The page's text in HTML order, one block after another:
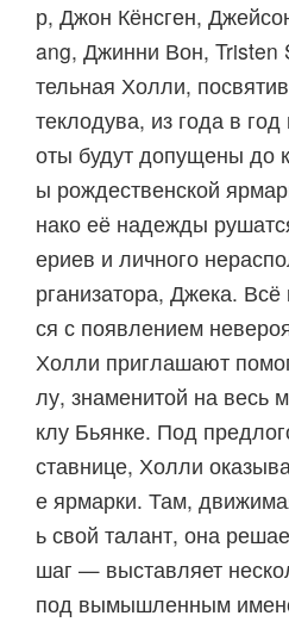
р, Джон Кёнсген,
ang, Джинни Вон, Tristen
тельная Холли,
теклодува, из года в
оты будут допущены до
ы рождественской
нако её надежды
ериев и личного
рганизатора, Джека.
ся с появлением
Холли приглашают
лу, знаменитой на весь
клу Бьянке. Под
ставнице, Холли
е ярмарки. Там,
ь свой талант, она
шаг — выставляет
под вымышленным